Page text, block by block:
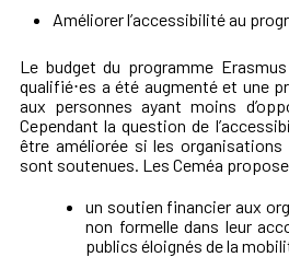
Améliorer l’accessibilité au
Le budget du programme
qualifié⋅es a été augmenté et une
aux personnes ayant moins
Cependant la question de
être améliorée si les
sont soutenues. Les Ceméa
un soutien financier aux
non formelle dans leur
publics éloignés de la